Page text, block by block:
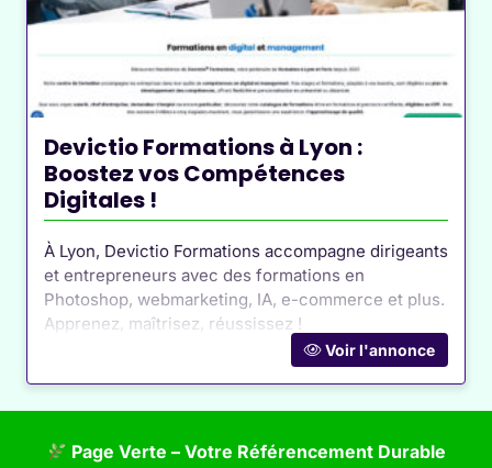
composants éco-conçus.
Ces avancées participent à laréduction de
l’empreinte carboneet à la construction d’un avenir
plus durable pour les transports terrestres et aériens.
Devictio Formations à Lyon :
Boostez vos Compétences
Digitales !
À Lyon, Devictio Formations accompagne dirigeants
et entrepreneurs avec des formations en
Photoshop, webmarketing, IA, e-commerce et plus.
Apprenez, maîtrisez, réussissez !
Voir l'annonce
Page Verte – Votre Référencement Durable